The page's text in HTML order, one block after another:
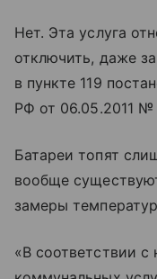
Нет. Эта услуга
отключить, даже
в пункте 119
РФ от 06.05.2011 №
Батареи топят
вообще
замеры
«В соответствии